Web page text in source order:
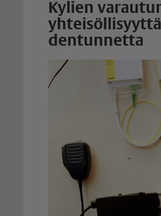
Kylien
den­tun­netta